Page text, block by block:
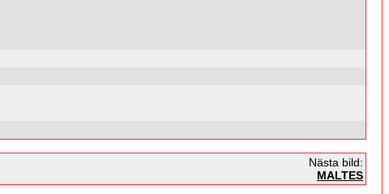
Nästa bild:
MALTES